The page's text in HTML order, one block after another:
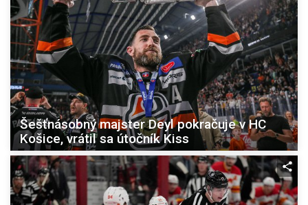
Šešťnásobný majster Deyl pokračuje v HC
Košice, vrátil sa útočník Kiss